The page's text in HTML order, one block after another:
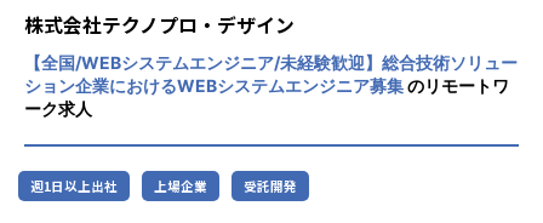
程プロジェクトの増加といった世の中で技術
者集団として価値提供を行うために、エンジ
ニアが生涯活躍できる環境を考え事業運営を
行っています。
株式会社テクノプロ・デザイン
【全国/WEBシステムエンジニア/未経験歓迎】総合技術ソリュー
ション企業におけるWEBシステムエンジニア募集のリモートワ
ーク求人
週1日以上出社 上場企業 受託開発